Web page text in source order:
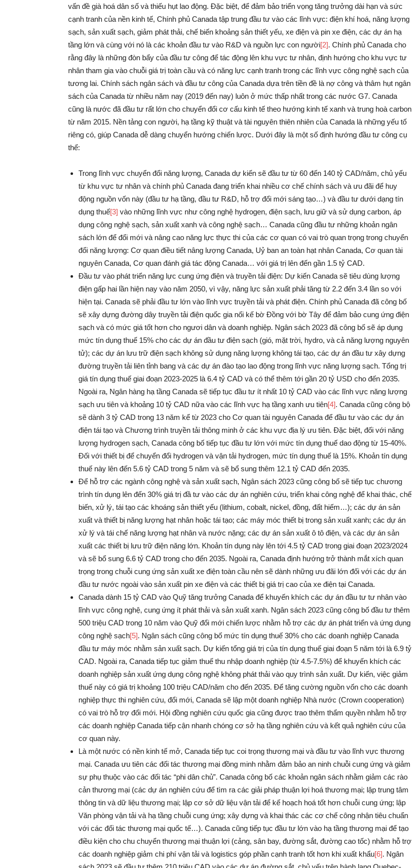
vấn đề già hoá dân số và thiếu hụt lao động. Đặc biệt, để đảm bảo triển vọng tăng trưởng dài hạn và sức
cạnh tranh của nền kinh tế, Chính phủ Canada tập trung đầu tư vào các lĩnh vực: điện khí hoá, năng lượng
sạch, sản xuất sạch, giảm phát thải, chế biến khoảng sản thiết yếu, xe điện và pin xe điện, các dự án hạ
tầng lớn và cùng với nó là các khoản đầu tư vào R&D và nguồn lực con người[2]. Chính phủ Canada cho
rằng đây là những đòn bẩy của đầu tư công để tác động lên khu vực tư nhân, định hướng cho khu vực tư
nhân tham gia vào chuỗi giá trị toàn cầu và có năng lực cạnh tranh trong các lĩnh vực công nghệ sạch của
tương lai. Chính sách ngân sách và đầu tư công của Canada dựa trên tiền đề là nợ công và thâm hụt ngân
sách của Canada từ nhiều năm nay (2019 đến nay) luôn ở mức thấp nhất trong các nước G7. Canada
cũng là nước đã đầu tư rất lớn cho chuyển đổi cơ cấu kinh tế theo hướng kinh tế xanh và trung hoà carbon
từ năm 2015. Nền tảng con người, hạ tầng kỹ thuật và tài nguyên thiên nhiên của Canada là những yếu tố
riêng có, giúp Canada dễ dàng chuyển hướng chiến lược. Dưới đây là một số định hướng đầu tư công cụ
thể:
Trong lĩnh vực chuyển đổi năng lượng, Canada dự kiến sẽ đầu tư từ 60 đến 140 tỷ CAD/năm, chủ yếu
từ khu vực tư nhân và chính phủ Canada đang triển khai nhiều cơ chế chính sách và ưu đãi để huy
động nguồn vốn này (đầu tư hạ tầng, đầu tư R&D, hỗ trợ đổi mới sáng tạo…) và đầu tư dưới dạng tín
dụng thuế[3] vào những lĩnh vực như công nghệ hydrogen, điện sạch, lưu giữ và sử dụng carbon, áp
dụng công nghệ sạch, sản xuất xanh và công nghệ sạch… Canada cũng đầu tư những khoản ngân
sách lớn để đổi mới và nâng cao năng lực thực thi của các cơ quan có vai trò quan trọng trong chuyển
đổi năng lượng: Cơ quan điều tiết nâng lượng Canada, Uỷ ban an toàn hạt nhân Canada, Cơ quan tài
nguyên Canada, Cơ quan đánh giá tác động Canada… với giá trị lên đến gần 1.5 tỷ CAD.
Đầu tư vào phát triển năng lực cung ứng điện và truyền tải điện: Dự kiến Canada sẽ tiêu dùng lượng
điện gấp hai lần hiện nay vào năm 2050, vì vậy, năng lực sản xuất phải tăng từ 2.2 đến 3.4 lần so với
hiện tại. Canada sẽ phải đầu tư lớn vào lĩnh vực truyền tải và phát điện. Chính phủ Canada đã công bố
sẽ xây dựng đường dây truyền tải điện quốc gia nối kế bờ Đồng với bờ Tây để đảm bảo cung ứng điện
sạch và có mức giá tốt hơn cho ngươi dân và doanh nghiệp. Ngân sách 2023 đã công bố sẽ áp dụng
mức tín dụng thuế 15% cho các dự án đầu tư điện sạch (gió, mặt trời, hydro, và cả năng lượng nguyên
tử); các dự án lưu trữ điện sạch không sử dụng năng lượng không tái tạo, các dự án đầu tư xây dựng
đường truyền tải liên tỉnh bang và các dự án đào tạo lao động trong lĩnh vực năng lượng sạch. Tổng trị
giá tín dụng thuế giai đoạn 2023-2025 là 6.4 tỷ CAD và có thể thêm tới gần 20 tỷ USD cho đến 2035.
Ngoài ra, Ngân hàng hạ tầng Canada sẽ tiếp tục đầu tư ít nhất 10 tỷ CAD vào các lĩnh vực năng lượng
sạch ưu tiên và khoảng 10 tỷ CAD nữa vào các lĩnh vực hạ tầng xanh ưu tiên[4]. Canada cũng công bộ
sẽ dành 3 tỷ CAD trong 13 năm kể từ 2023 cho Cơ quan tài nguyên Canada để đầu tư vào các dự án
điện tái tạo và Chương trình truyền tải thông minh ở các khu vực địa lý ưu tiên. Đặc biệt, đối với năng
lượng hydrogen sạch, Canada công bố tiếp tục đầu tư lớn với mức tín dụng thuế dao động từ 15-40%.
Đối với thiết bị để chuyển đổi hydrogen và vận tải hydrogen, mức tín dụng thuế là 15%. Khoản tín dụng
thuế này lên đến 5.6 tỷ CAD trong 5 năm và sẽ bổ sung thêm 12.1 tỷ CAD đến 2035.
Để hỗ trợ các ngành công nghệ và sản xuất sạch, Ngân sách 2023 cũng công bố sẽ tiếp tục chương
trình tín dụng lên đến 30% giá trị đầ tư vào các dự án nghiên cứu, triển khai công nghệ để khai thác, chế
biến, xử lý, tái tạo các khoáng sản thiết yếu (lithium, cobalt, nickel, đồng, đất hiếm…); các dự án sản
xuất và thiết bị năng lượng hạt nhân hoặc tái tạo; các máy móc thiết bị trong sản xuất xanh; các dự án
xử lý và tái chế năng lượng hạt nhân và nước nặng; các dự án sản xuất ô tô điện, và các dự án sản
xuất các thiết bị lưu trữ điện năng lớn. Khoản tín dụng này lên tới 4.5 tỷ CAD trong giai đoạn 2023/2024
và sẽ bổ sung 6.6 tỷ CAD trong cho đến 2035. Ngoài ra, Canada định hướng trở thành mắt xích quan
trọng trong chuỗi cung ứng sản xuất xe điện toàn cầu nên sẽ dành những ưu đãi lớn đối với các dự án
đầu tư nước ngoài vào sản xuất pin xe điện và các thiết bị giá trị cao của xe điện tại Canada.
Canada dành 15 tỷ CAD vào Quỹ tăng trưởng Canada để khuyến khích các dự án đầu tư tư nhân vào
lĩnh vực công nghệ, cung ứng ít phát thải và sản xuất xanh. Ngân sách 2023 cũng công bố đầu tư thêm
500 triệu CAD trong 10 năm vào Quỹ đổi mới chiến lược nhằm hỗ trợ các dự án phát triển và ứng dụng
công nghệ sạch[5]. Ngân sách cũng công bố mức tín dụng thuế 30% cho các doanh nghiệp Canada
đầu tư máy móc nhằm sản xuất sạch. Dự kiến tổng giá trị của tín dụng thuế giai đoạn 5 năm tới là 6.9 tỷ
CAD. Ngoài ra, Canada tiếp tục giảm thuế thu nhập doanh nghiệp (từ 4.5-7.5%) để khuyến khích các
doanh nghiệp sản xuất ứng dụng công nghệ không phát thải vào quy trình sản xuất. Dự kiến, việc giảm
thuế này có giá trị khoảng 100 triệu CAD/năm cho đến 2035. Để tăng cường nguồn vốn cho các doanh
nghiệp thực thi nghiên cứu, đổi mới, Canada sẽ lập một doanh nghiệp Nhà nước (Crown cooperation)
có vai trò hỗ trợ đổi mới. Hội đồng nghiên cứu quốc gia cũng được trao thêm thẩm quyền nhằm hỗ trợ
các doanh nghiệp Canada tiếp cận nhanh chóng cơ sở hạ tầng nghiên cứu và kết quả nghiên cứu của
cơ quan này.
Là một nước có nền kinh tế mở, Canada tiếp tục coi trọng thương mại và đầu tư vào lĩnh vực thương
mại. Canada ưu tiên các đối tác thương mại đồng minh nhằm đảm bảo an ninh chuỗi cung ứng và giảm
sự phụ thuộc vào các đối tác “phi dân chủ”. Canada công bố các khoản ngân sách nhằm giảm các rào
cản thương mại (các dự án nghiên cứu để tìm ra các giải pháp thuận lợi hoá thương mại; lập trung tâm
thông tin và dữ liệu thương mại; lập cơ sở dữ liệu vận tải để kế hoạch hoá tốt hơn chuỗi cung ứng; lập
Văn phòng vận tải và hạ tầng chuỗi cung ứng; xây dựng và khai thác các cơ chế công nhận tiêu chuẩn
với các đối tác thương mại quốc tế…). Canada cũng tiếp tục đầu tư lớn vào hạ tầng thương mại để tạo
điều kiện cho chu chuyển thương mại thuận lợi (cảng, sân bay, đường sắt, đường cao tốc) nhằm hỗ trợ
các doanh nghiệp giảm chi phí vận tải và logistics góp phần cạnh tranh tốt hơn khi xuất khẩu[6]. Ngân